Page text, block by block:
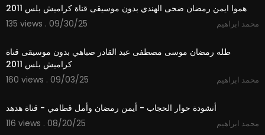
هموا ايمن رمضان ضحى الهندي بدون موسيقى قناة كراميش بلس 2011
135 views . 09/30/25
محمد ابراهيم
طله رمضان موسى مصطفى عبد القادر صباهي بدون موسيقى قناة
كراميش بلس 2011
160 views . 09/03/25
محمد ابراهيم
أنشودة حوار الحجاب - أيمن رمضان وأمل قطامي - قناة هدهد
116 views . 08/20/25
محمد ابراهيم